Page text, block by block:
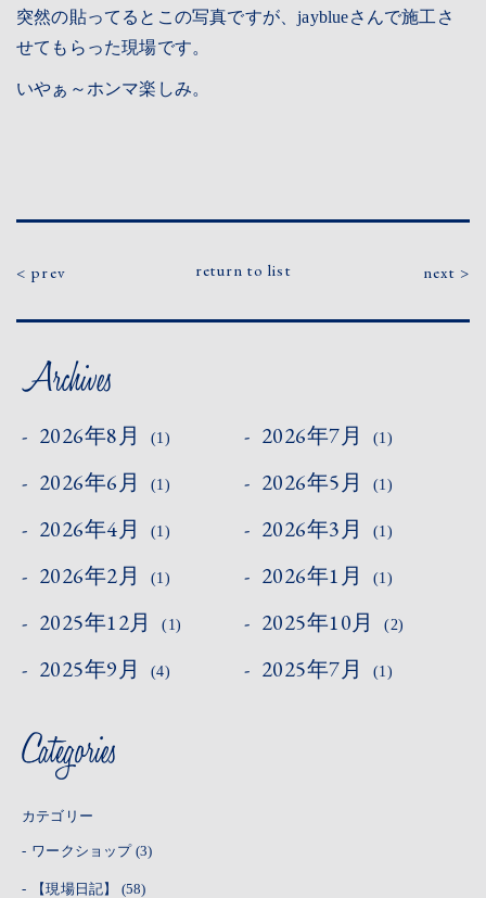
突然の貼ってるとこの写真ですが、jayblueさんで施工さ
せてもらった現場です。
いやぁ～ホンマ楽しみ。
prev return to list next
2026年8月 (1) 2026年7月 (1)
2026年6月 (1) 2026年5月 (1)
2026年4月 (1) 2026年3月 (1)
2026年2月 (1) 2026年1月 (1)
2025年12月 (1) 2025年10月 (2)
2025年9月 (4) 2025年7月 (1)
カテゴリー
ワークショップ (3)
【現場日記】 (58)